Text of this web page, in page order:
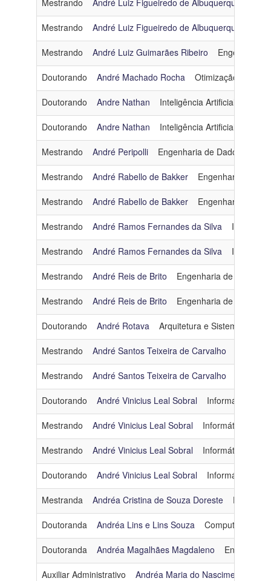
Mestrando André Luiz Figueiredo de Albuquerque
Mestrando André Luiz Guimarães Ribeiro Engenharia
Doutorando André Machado Rocha Otimização
Doutorando Andre Nathan Inteligência Artificial
Doutorando Andre Nathan Inteligência Artificial
Mestrando André Peripolli Engenharia de Dados e
Mestrando André Rabello de Bakker Engenharia de
Mestrando André Rabello de Bakker Engenharia de
Mestrando André Ramos Fernandes da Silva
Mestrando André Ramos Fernandes da Silva
Mestrando André Reis de Brito Engenharia de Software
Mestrando André Reis de Brito Engenharia de Software
Doutorando André Rotava Arquitetura e Sistemas
Mestrando André Santos Teixeira de Carvalho
Mestrando André Santos Teixeira de Carvalho
Doutorando André Vinicius Leal Sobral Informática e
Mestrando André Vinicius Leal Sobral Informática e
Mestrando André Vinicius Leal Sobral Informática e
Doutorando André Vinicius Leal Sobral Informática e
Mestranda Andréa Cristina de Souza Doreste
Doutoranda Andréa Lins e Lins Souza Computação
Doutoranda Andréa Magalhães Magdaleno
Auxiliar Administrativo Andréa Maria do Nascimento Silva